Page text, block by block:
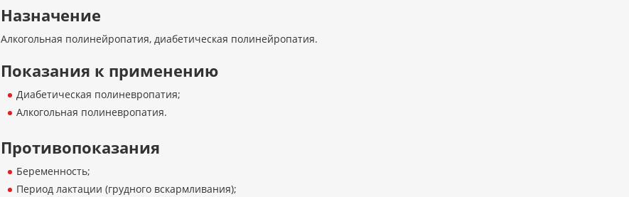
Назначение
Алкогольная полинейропатия, диабетическая полинейропатия.
Показания к применению
Диабетическая полиневропатия;
Алкогольная полиневропатия.
Противопоказания
Беременность;
Период лактации (грудного вскармливания);